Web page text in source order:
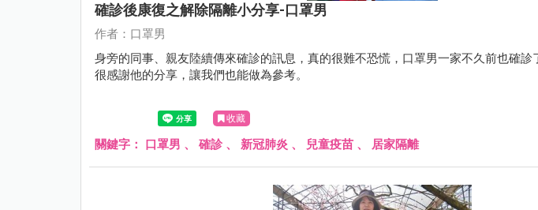
確診後康復之解除隔離小分享-口罩男
作者：口罩男
身旁的同事、親友陸續傳來確診的訊息，真的很難不恐慌，口罩男一家不久前也確診
很感謝他的分享，讓我們也能做為參考。
收藏
關鍵字： 口罩男 、 確診 、 新冠肺炎 、 兒童疫苗 、 居家隔離